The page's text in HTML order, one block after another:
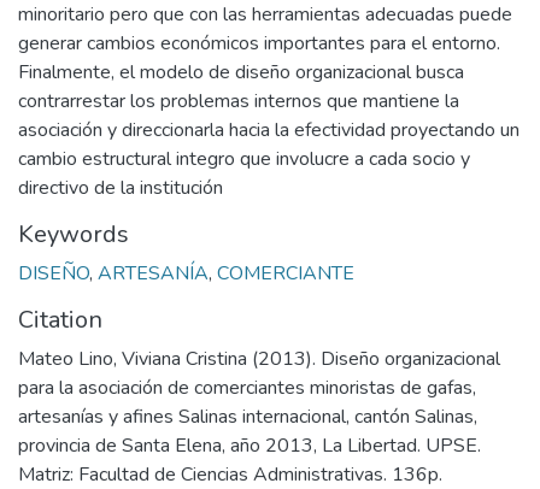
minoritario pero que con las herramientas adecuadas puede
generar cambios económicos importantes para el entorno.
Finalmente, el modelo de diseño organizacional busca
contrarrestar los problemas internos que mantiene la
asociación y direccionarla hacia la efectividad proyectando un
cambio estructural integro que involucre a cada socio y
directivo de la institución
Keywords
DISEÑO, ARTESANÍA, COMERCIANTE
Citation
Mateo Lino, Viviana Cristina (2013). Diseño organizacional
para la asociación de comerciantes minoristas de gafas,
artesanías y afines Salinas internacional, cantón Salinas,
provincia de Santa Elena, año 2013, La Libertad. UPSE.
Matriz: Facultad de Ciencias Administrativas. 136p.